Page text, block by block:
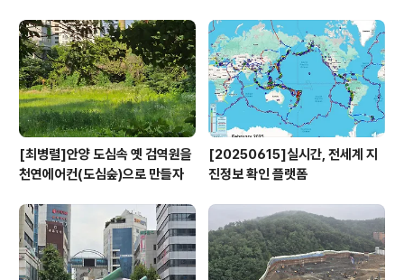
[최병렬]안양 도심속 옛 검역원을
천연에어컨(도심숲)으로 만들자
[20250615]실시간, 전세계 지
진정보 확인 플랫폼